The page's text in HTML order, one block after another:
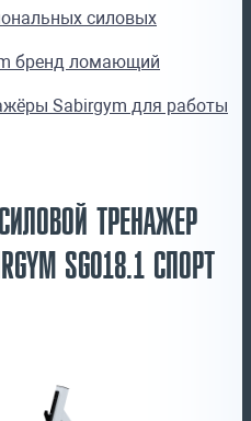
силовых
бренд ломающий
Sabirgym для работы
ТРЕНАЖЕР
SG018.1 СПОРТ